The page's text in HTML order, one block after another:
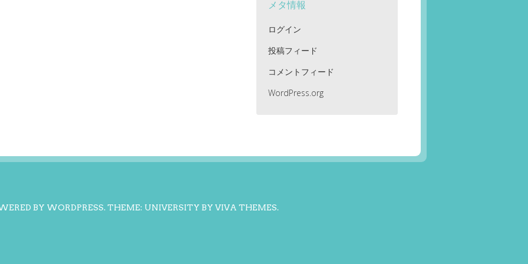
メタ情報
ログイン
投稿フィード
コメントフィード
WordPress.org
BY WORDPRESS.THEME: UNIVERSITY BY VIVA THEMES.